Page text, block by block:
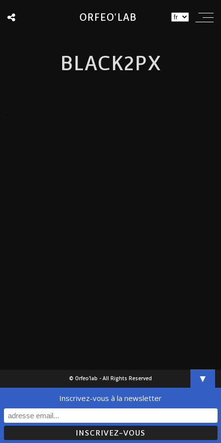
ORFEO'LAB
BLACK2PX
© Orfeo'lab - All Rights Reserved ▼
Inscrivez-vous à la newsletter